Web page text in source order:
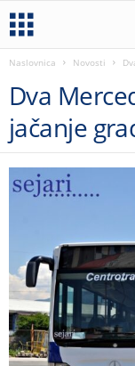
Naslovnica Novosti
Dva
jačanje